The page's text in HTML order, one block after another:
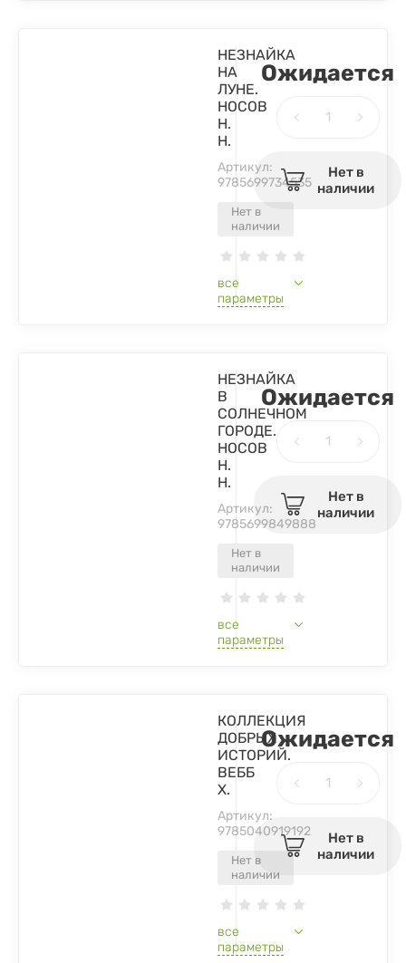
Нет в
наличии
НЕЗНАЙКА
НА
ЛУНЕ.
НОСОВ
Н.
Н.
Артикул:
9785699734535
все
параметры
Ожидается
Нет в
наличии
Нет в
наличии
НЕЗНАЙКА
В
СОЛНЕЧНОМ
ГОРОДЕ.
НОСОВ
Н.
Н.
Артикул:
9785699849888
все
параметры
Ожидается
Нет в
наличии
Нет в
наличии
КОЛЛЕКЦИЯ
ДОБРЫХ
ИСТОРИЙ.
ВЕББ
Х.
Артикул:
9785040919192
все
параметры
Ожидается
Нет в
наличии